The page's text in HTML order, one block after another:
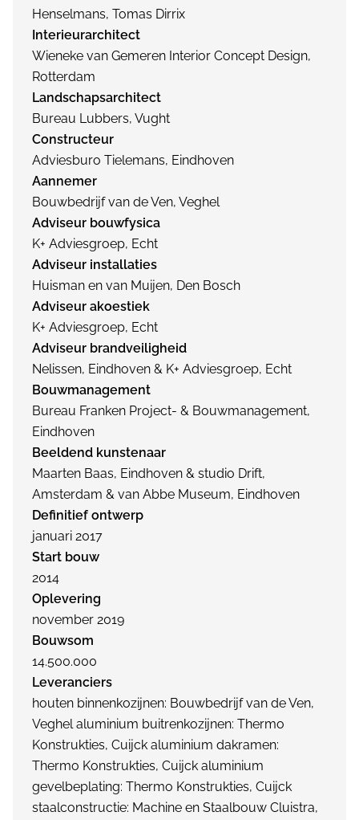
Henselmans, Tomas Dirrix
Interieurarchitect
Wieneke van Gemeren Interior Concept Design,
Rotterdam
Landschapsarchitect
Bureau Lubbers, Vught
Constructeur
Adviesburo Tielemans, Eindhoven
Aannemer
Bouwbedrijf van de Ven, Veghel
Adviseur bouwfysica
K+ Adviesgroep, Echt
Adviseur installaties
Huisman en van Muijen, Den Bosch
Adviseur akoestiek
K+ Adviesgroep, Echt
Adviseur brandveiligheid
Nelissen, Eindhoven & K+ Adviesgroep, Echt
Bouwmanagement
Bureau Franken Project- & Bouwmanagement,
Eindhoven
Beeldend kunstenaar
Maarten Baas, Eindhoven & studio Drift,
Amsterdam & van Abbe Museum, Eindhoven
Definitief ontwerp
januari 2017
Start bouw
2014
Oplevering
november 2019
Bouwsom
14.500.000
Leveranciers
houten binnenkozijnen: Bouwbedrijf van de Ven,
Veghel aluminium buitrenkozijnen: Thermo
Konstrukties, Cuijck aluminium dakramen:
Thermo Konstrukties, Cuijck aluminium
gevelbeplating: Thermo Konstrukties, Cuijck
staalconstructie: Machine en Staalbouw Cluistra,